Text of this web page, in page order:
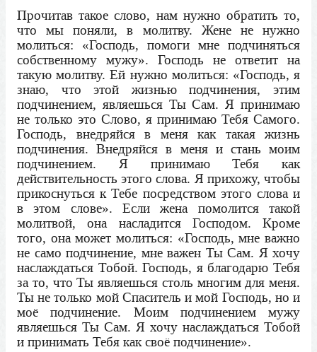
Прочитав такое слово, нам нужно обратить то,
что мы поняли, в молитву. Жене не нужно
молиться: «Господь, помоги мне подчиняться
собственному мужу». Господь не ответит на
такую молитву. Ей нужно молиться: «Господь, я
знаю, что этой жизнью подчинения, этим
подчинением, являешься Ты Сам. Я принимаю
не только это Слово, я принимаю Тебя Самого.
Господь, внедряйся в меня как такая жизнь
подчинения. Внедряйся в меня и стань моим
подчинением. Я принимаю Тебя как
действительность этого слова. Я прихожу, чтобы
прикоснуться к Тебе посредством этого слова и
в этом слове». Если жена помолится такой
молитвой, она насладится Господом. Кроме
того, она может молиться: «Господь, мне важно
не само подчинение, мне важен Ты Сам. Я хочу
наслаждаться Тобой. Господь, я благодарю Тебя
за то, что Ты являешься столь многим для меня.
Ты не только мой Спаситель и мой Господь, но и
моё подчинение. Моим подчинением мужу
являешься Ты Сам. Я хочу наслаждаться Тобой
и принимать Тебя как своё подчинение».